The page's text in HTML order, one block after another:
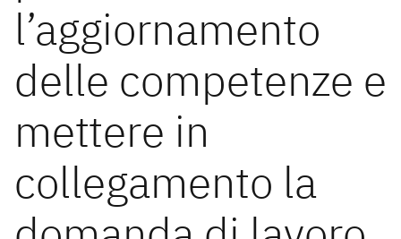
l’aggiornamento
delle competenze e
mettere in
collegamento la